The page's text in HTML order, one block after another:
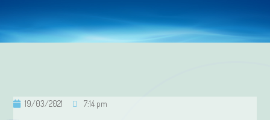
19/03/2021 7:14 pm